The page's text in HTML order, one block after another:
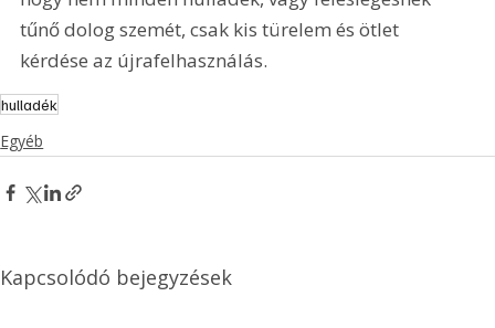
tűnő dolog szemét, csak kis türelem és ötlet
kérdése az újrafelhasználás.
hulladék
Egyéb
Kapcsolódó bejegyzések